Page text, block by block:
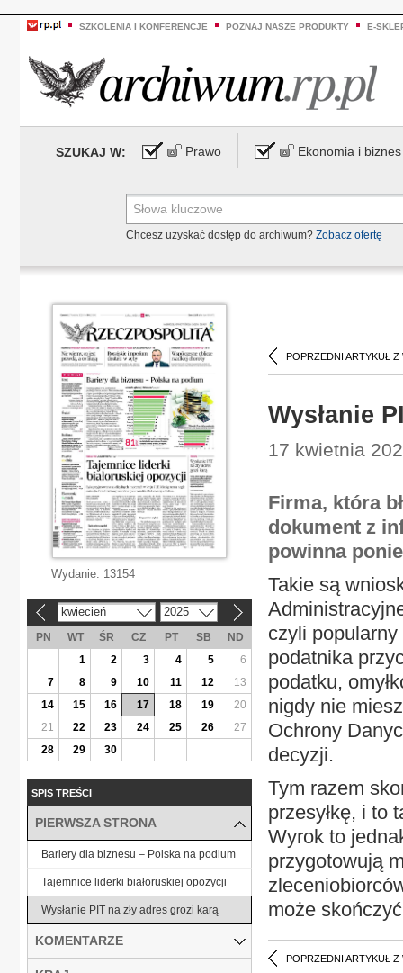
SZKOLENIA I KONFERENCJE POZNAJ NASZE PRODUKTY E-
SZUKAJ W: Prawo Ekonomia i biznes
Chcesz uzyskać dostęp do archiwum? Zobacz ofertę
POPRZEDNI ARTYKUŁ Z
Wysłanie
17 kwietnia
Firma, która
dokument z
powinna
Takie są
czyli
podatnika
podatku,
nigdy nie
Ochrony
decyzji.
Tym razem
przesyłkę, i to
Wyrok to
przygotowują
może
POPRZEDNI ARTYKUŁ Z
Wydanie: 13154
kwiecień 2025
PN WT ŚR CZ PT SB
ND
1
2 3 4 5
6
7
8 9 10 11 12
13
14
15 16 17 18 19
20
21
22 23 24 25 26
27
28
29 30
SPIS TREŚCI
PIERWSZA STRONA
Bariery dla biznesu – Polska na podium
Tajemnice liderki białoruskiej opozycji
Wysłanie PIT na zły adres grozi karą
KOMENTARZE